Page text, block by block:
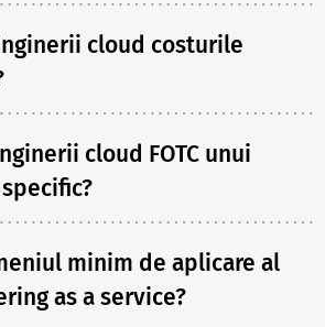
cloud costurile
cloud FOTC unui
minim de aplicare al
as a service?